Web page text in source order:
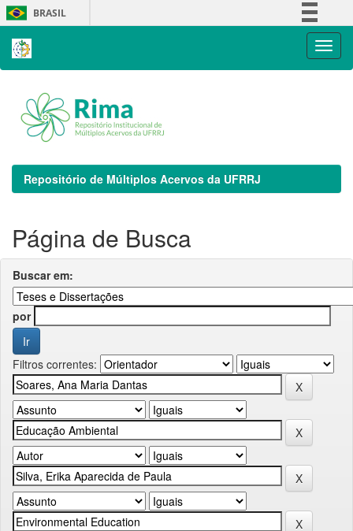
Skip
navigation
BRASIL
Repositório de Múltiplos Acervos da UFRRJ
Página de Busca
Buscar em:
por
Filtros correntes: